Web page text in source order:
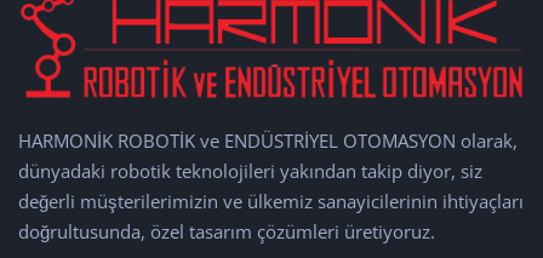
HARMONİK ROBOTİK ve ENDÜSTRİYEL OTOMASYON olarak,
dünyadaki robotik teknolojileri yakından takip diyor, siz
değerli müşterilerimizin ve ülkemiz sanayicilerinin ihtiyaçları
doğrultusunda, özel tasarım çözümleri üretiyoruz.